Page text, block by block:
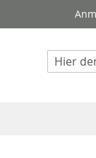
Suche